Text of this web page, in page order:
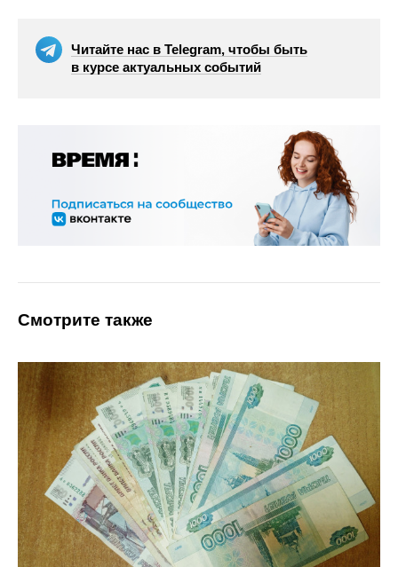
Читайте нас в Telegram, чтобы быть
в курсе актуальных событий
Смотрите также